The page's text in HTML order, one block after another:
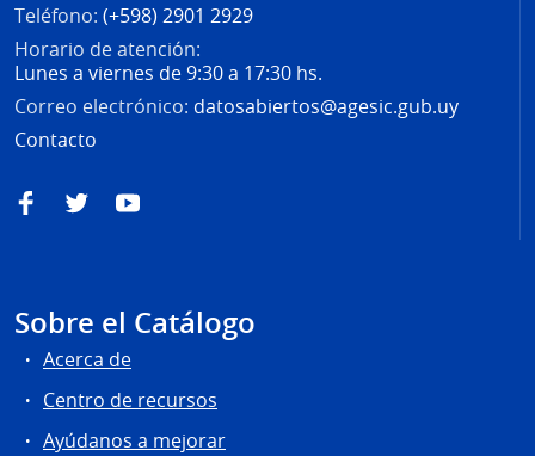
Teléfono: (+598) 2901 2929
Horario de atención:
Lunes a viernes de 9:30 a 17:30 hs.
Correo electrónico: datosabiertos@agesic.gub.uy
Contacto
FacebookTwitterYouTube
Sobre el Catálogo
Acerca de
Centro de recursos
Ayúdanos a mejorar